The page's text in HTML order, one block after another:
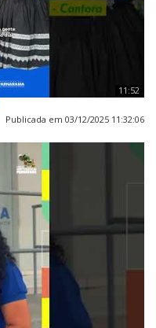
11:52
Publicada em 03/12/2025 11:32:06